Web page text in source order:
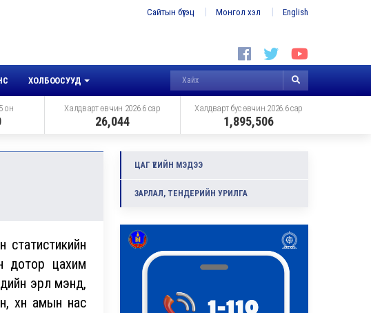
Сайтын бүтэц Монгол хэл English
ХОЛБООСУУД
он Халдварт өвчин 2026.6 сар
26,044
Халдварт бус өвчин 2026.6 сар
1,895,506
дотор цахим
эрүүл мэнд,
хүн амын нас
ЦАГ ҮЕИЙН МЭДЭЭ
ЗАРЛАЛ, ТЕНДЕРИЙН УРИЛГА